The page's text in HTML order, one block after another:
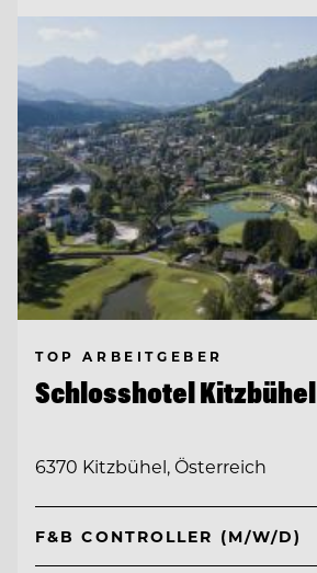
TOP ARBEITGEBER
Schlosshotel Kitzbühel
6370 Kitzbühel, Österreich
F&B CONTROLLER (M/W/D)